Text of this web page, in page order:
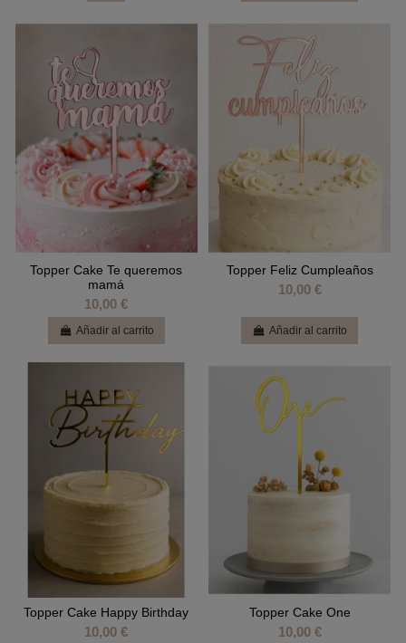
Topper Cake Te queremos
mamá
10,00 €
Añadir al carrito
Topper Feliz Cumpleaños
10,00 €
Añadir al carrito
Topper Cake Happy Birthday
10,00 €
Topper Cake One
10,00 €